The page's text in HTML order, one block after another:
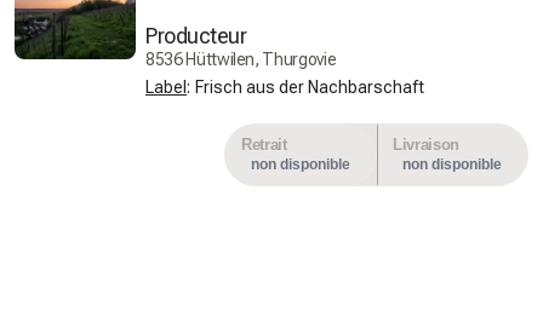
Producteur
8536 Hüttwilen, Thurgovie
Label : Frisch aus der Nachbarschaft
Retrait
non disponible
Livraison
non disponible